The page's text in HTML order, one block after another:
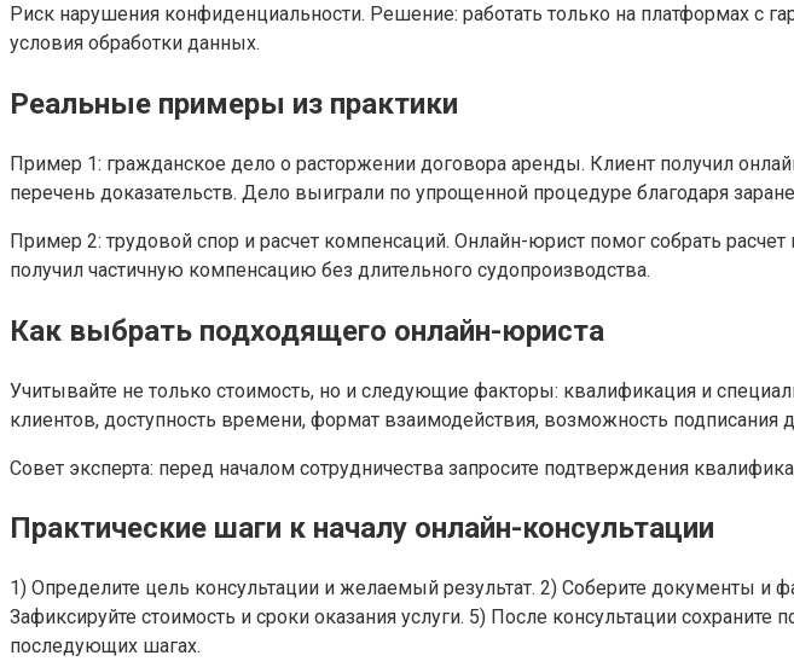
Риск нарушения конфиденциальности. Решение: работать только на платформах с
условия обработки данных.
Реальные примеры из практики
Пример 1: гражданское дело о расторжении договора аренды. Клиент получил
перечень доказательств. Дело выиграли по упрощенной процедуре благодаря
Пример 2: трудовой спор и расчет компенсаций. Онлайн-юрист помог собрать
получил частичную компенсацию без длительного судопроизводства.
Как выбрать подходящего онлайн-юриста
Учитывайте не только стоимость, но и следующие факторы: квалификация и
клиентов, доступность времени, формат взаимодействия, возможность подписания
Совет эксперта: перед началом сотрудничества запросите подтверждения
Практические шаги к началу онлайн-консультации
1) Определите цель консультации и желаемый результат. 2) Соберите документы
Зафиксируйте стоимость и сроки оказания услуги. 5) После консультации
последующих шагах.